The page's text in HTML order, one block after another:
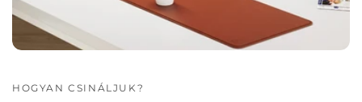
HOGYAN CSINÁLJUK?